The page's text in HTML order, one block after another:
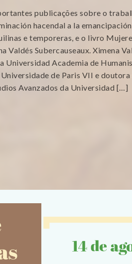
publicações sobre o
hacendal a la
e temporeras, e o livro
Valdés Subercauseaux. Ximena
Universidad Academia de
de Paris VII e doutora
Avanzados da Universidad […]